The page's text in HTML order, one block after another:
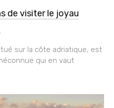
de visiter le joyau
sur la côte adriatique, est
qui en vaut